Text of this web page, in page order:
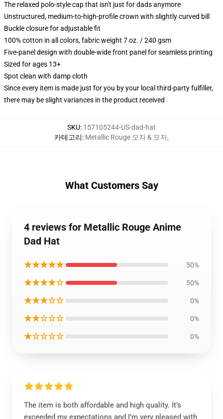
The relaxed polo-style cap that isn't just for dads anymore
Unstructured, medium-to-high-profile crown with slightly curved bill
Buckle closure for adjustable fit
100% cotton in all colors, fabric weight 7 oz. / 240 gsm
Five-panel design with double-wide front panel for seamless printing
Sized for ages 13+
Spot clean with damp cloth
Since every item is made just for you by your local third-party fulfiller,
there may be slight variances in the product received
SKU: 157105244-US-dad-hat
카테고리: Metallic Rouge 모자 & 모자,
What Customers Say
4 reviews for Metallic Rouge Anime
Dad Hat
★★★★★ 50%
★★★★☆ 50%
★★★☆☆ 0%
★★☆☆☆ 0%
★☆☆☆☆ 0%
The item is both affordable and high quality. It’s
exceeded my expectations and I’m very pleased with